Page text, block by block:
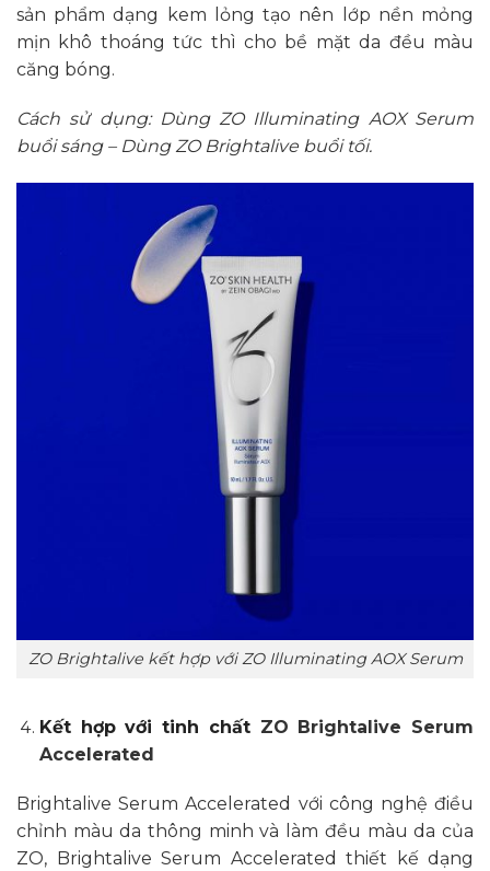
sản phẩm dạng kem lỏng tạo nên lớp nền mỏng
mịn khô thoáng tức thì cho bề mặt da đều màu
căng bóng.
Cách sử dụng: Dùng ZO Illuminating AOX Serum
buổi sáng – Dùng ZO Brightalive buổi tối.
ZO Brightalive kết hợp với ZO Illuminating AOX Serum
Kết hợp với tinh chất ZO Brightalive Serum
Accelerated
Brightalive Serum Accelerated với công nghệ điều
chỉnh màu da thông minh và làm đều màu da của
ZO, Brightalive Serum Accelerated thiết kế dạng